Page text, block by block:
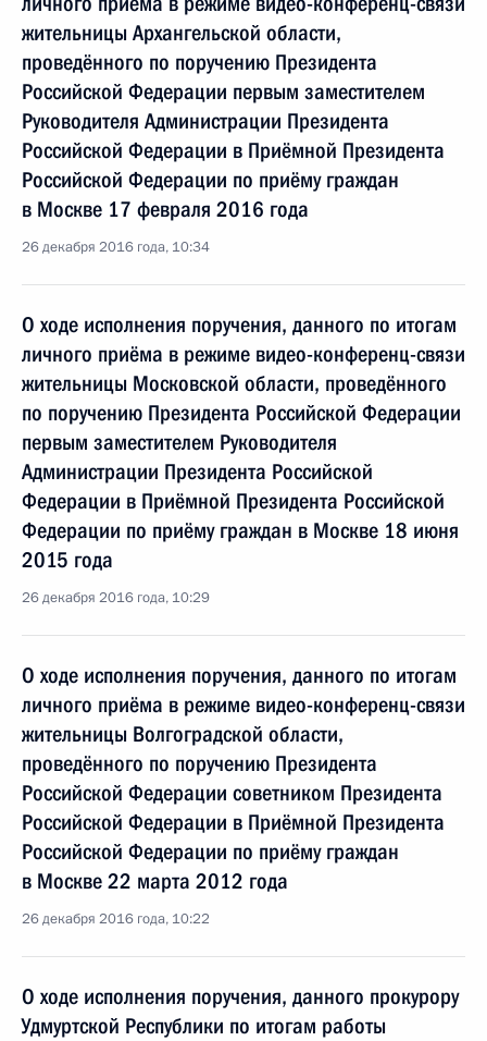
жительницы Архангельской области,
проведённого по поручению Президента
Российской Федерации первым заместителем
Руководителя Администрации Президента
Российской Федерации в Приёмной Президента
Российской Федерации по приёму граждан
в Москве 17 февраля 2016 года
26 декабря 2016 года, 10:34
О ходе исполнения поручения, данного по итогам
личного приёма в режиме видео-конференц-связи
жительницы Московской области, проведённого
по поручению Президента Российской Федерации
первым заместителем Руководителя
Администрации Президента Российской
Федерации в Приёмной Президента Российской
Федерации по приёму граждан в Москве 18 июня
2015 года
26 декабря 2016 года, 10:29
О ходе исполнения поручения, данного по итогам
личного приёма в режиме видео-конференц-связи
жительницы Волгоградской области,
проведённого по поручению Президента
Российской Федерации советником Президента
Российской Федерации в Приёмной Президента
Российской Федерации по приёму граждан
в Москве 22 марта 2012 года
26 декабря 2016 года, 10:22
О ходе исполнения поручения, данного прокурору
Удмуртской Республики по итогам работы